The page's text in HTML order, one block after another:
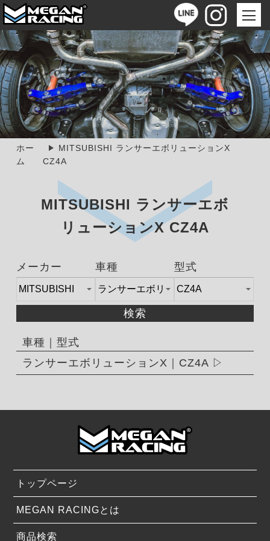
ホー
ム
MITSUBISHI ランサーエボリューションX
CZ4A
MITSUBISHI ランサーエボ
リューションX CZ4A
メーカー 車種 型式
検索
車種｜型式
ランサーエボリューションX｜CZ4A
トップページ
MEGAN RACINGとは
商品検索